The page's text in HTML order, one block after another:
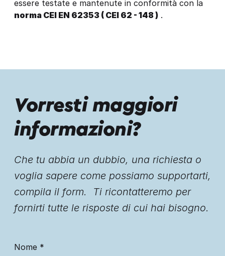
essere testate e mantenute in conformità con la
norma CEI EN 62353 ( CEI 62 - 148 ) .
Vorresti maggiori
informazioni?
Che tu abbia un dubbio, una richiesta o
voglia sapere come possiamo supportarti,
compila il form. Ti ricontatteremo per
fornirti tutte le risposte di cui hai bisogno.
Nome *